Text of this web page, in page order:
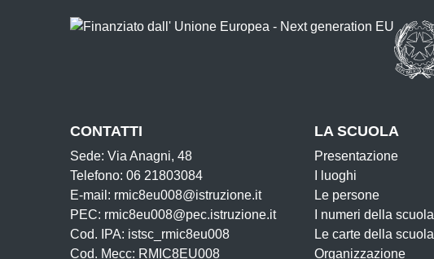
CONTATTI
Sede: Via Anagni, 48
Telefono: 06 21803084
E-mail: rmic8eu008@istruzione.it
PEC: rmic8eu008@pec.istruzione.it
Cod. IPA: istsc_rmic8eu008
Cod. Mecc: RMIC8EU008
LA SCUOLA
Presentazione
I luoghi
Le persone
I numeri della scuola
Le carte della scuola
Organizzazione